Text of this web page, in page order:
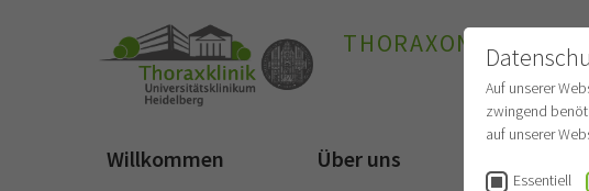
THORAXONKOLOGIE
Willkommen Über uns
Auf unserer
zwingend
auf unserer
Essentiell